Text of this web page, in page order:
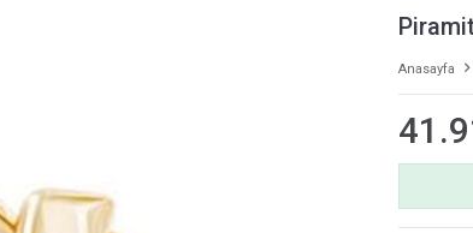
Anasayfa